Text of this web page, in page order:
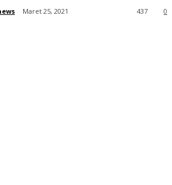
Maret 25, 2021 0
437